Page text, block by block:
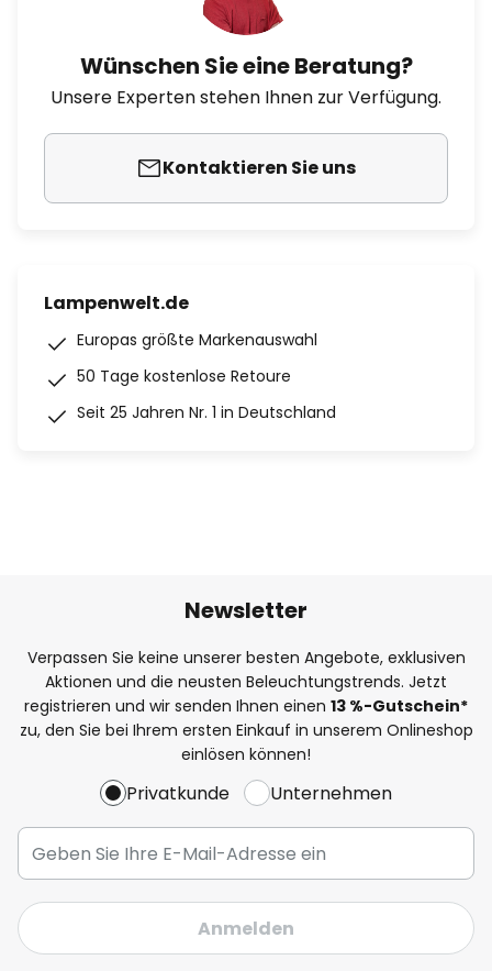
Wünschen Sie eine Beratung?
Unsere Experten stehen Ihnen zur Verfügung.
Kontaktieren Sie uns
Lampenwelt.de
Europas größte Markenauswahl
50 Tage kostenlose Retoure
Seit 25 Jahren Nr. 1 in Deutschland
Newsletter
Verpassen Sie keine unserer besten Angebote, exklusiven
Aktionen und die neusten Beleuchtungstrends. Jetzt
registrieren und wir senden Ihnen einen 13 %-Gutschein*
zu, den Sie bei Ihrem ersten Einkauf in unserem Onlineshop
einlösen können!
Privatkunde Unternehmen
Anmelden